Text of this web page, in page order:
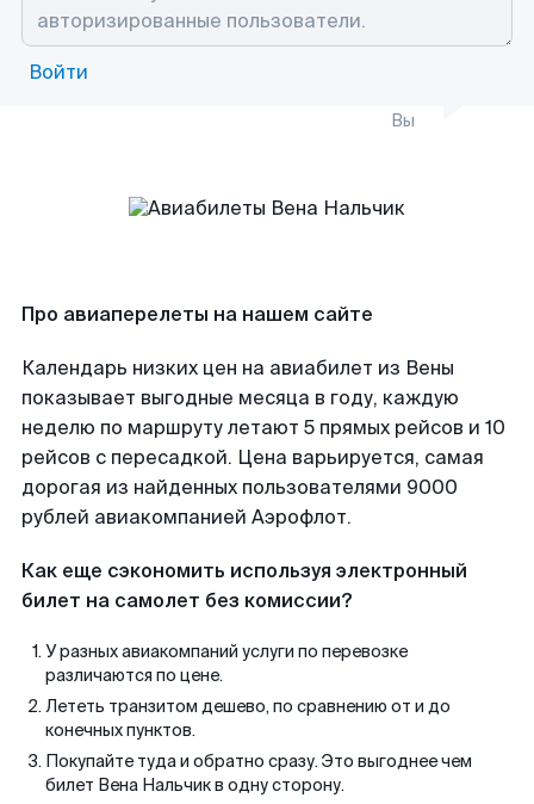
Войти
Вы
Про авиаперелеты на нашем сайте
Календарь низких цен на авиабилет из Вены
показывает выгодные месяца в году, каждую
неделю по маршруту летают 5 прямых рейсов и 10
рейсов с пересадкой. Цена варьируется, самая
дорогая из найденных пользователями 9000
рублей авиакомпанией Аэрофлот.
Как еще сэкономить используя электронный
билет на самолет без комиссии?
У разных авиакомпаний услуги по перевозке
различаются по цене.
Лететь транзитом дешево, по сравнению от и до
конечных пунктов.
Покупайте туда и обратно сразу. Это выгоднее чем
билет Вена Нальчик в одну сторону.